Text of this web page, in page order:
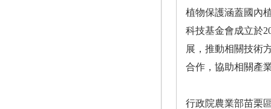
植物保護涵蓋國內
科技基金會成立於
展，推動相關技術
合作，協助相關產
行政院農業部苗栗